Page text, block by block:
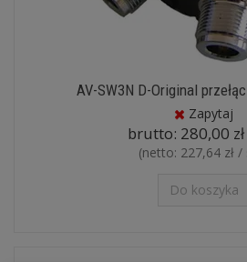
AV-SW3N D-Original
Zapytaj
brutto: 280,00
(netto: 227,64 zł /
Do koszyka